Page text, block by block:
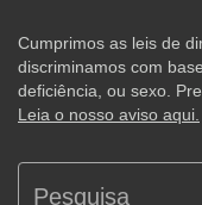
Cumprimos as leis de
discriminamos com
deficiência, ou sexo.
Leia o nosso aviso aqui.